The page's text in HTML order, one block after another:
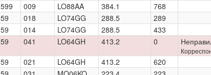
599 009 LO88AA 384.1
768
59 018 LO74GG 288.5
289
59 014 LO74GG 288.5
433
59 041 LO64GH 413.2 0
59 021 LO64GH 413.2
620